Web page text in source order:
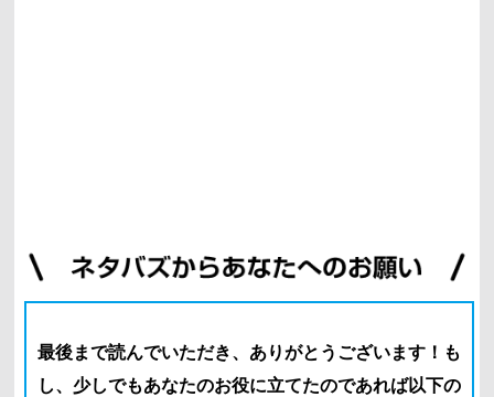
最後まで読んでいただき、ありがとうございます！ も
し、少しでもあなたのお役に立てたのであれば以下の